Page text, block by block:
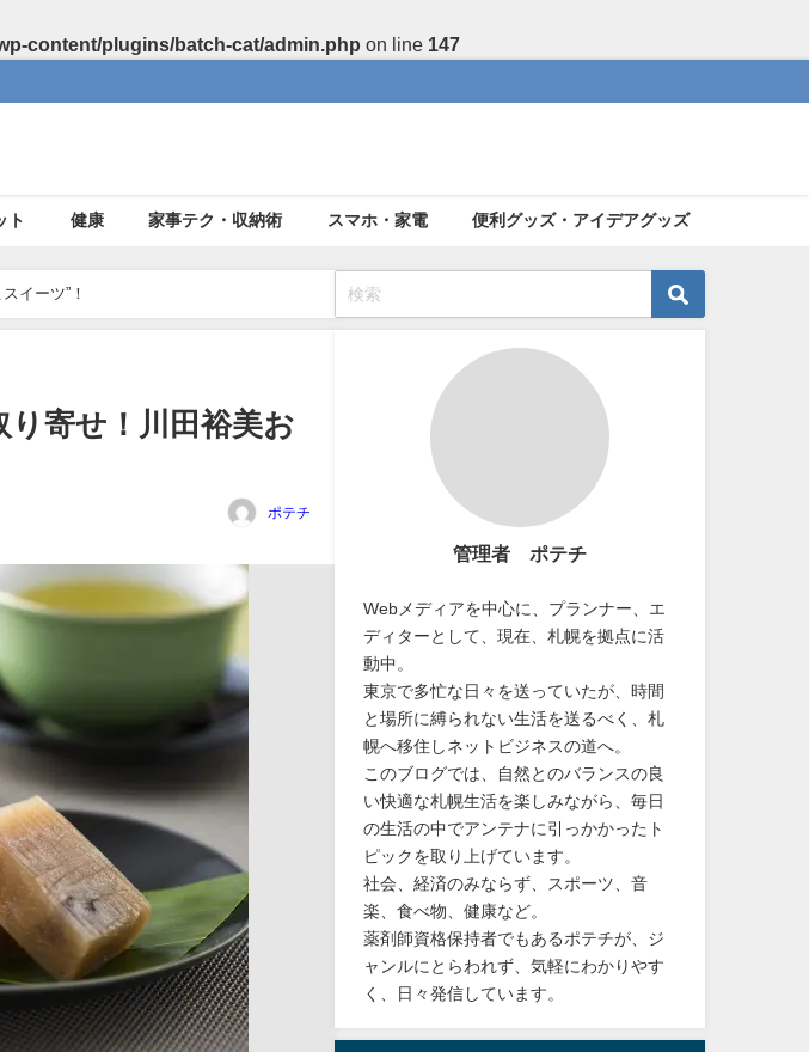
content/plugins/batch-cat/admin.php on line 147
ト 健康 家事テク・収納術 スマホ・家電 便利グッズ・アイデアグッズ
イーツ”！
り寄せ！川田裕美お
ポテチ
管理者 ポテチ
Webメディアを中心に、プランナー、エ
ディターとして、現在、札幌を拠点に活
動中。
東京で多忙な日々を送っていたが、時間
と場所に縛られない生活を送るべく、札
幌へ移住しネットビジネスの道へ。
このブログでは、自然とのバランスの良
い快適な札幌生活を楽しみながら、毎日
の生活の中でアンテナに引っかかったト
ピックを取り上げています。
社会、経済のみならず、スポーツ、音
楽、食べ物、健康など。
薬剤師資格保持者でもあるポテチが、ジ
ャンルにとらわれず、気軽にわかりやす
く、日々発信しています。